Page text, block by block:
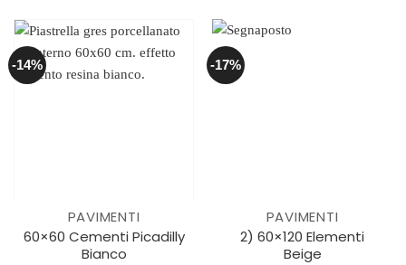
-14%
PAVIMENTI
60×60 Cementi Picadilly
Bianco
-17%
PAVIMENTI
2) 60×120 Elementi
Beige